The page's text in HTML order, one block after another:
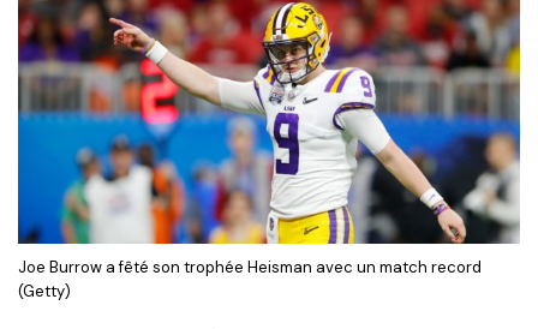
Joe Burrow a fêté son trophée Heisman avec un match record
(Getty)